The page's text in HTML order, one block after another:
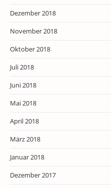
Dezember 2018
November 2018
Oktober 2018
Juli 2018
Juni 2018
Mai 2018
April 2018
März 2018
Januar 2018
Dezember 2017